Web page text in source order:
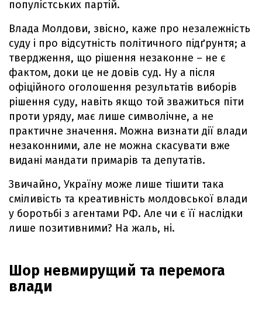
популістських партій.
Влада Молдови, звісно, каже про незалежність
суду і про відсутність політичного підґрунтя; а
твердження, що рішення незаконне – не є
фактом, доки це не довів суд. Ну а після
офіційного оголошення результатів виборів
рішення суду, навіть якщо той зважиться піти
проти уряду, має лише символічне, а не
практичне значення. Можна визнати дії влади
незаконними, але не можна скасувати вже
видані мандати примарів та депутатів.
Звичайно, Україну може лише тішити така
сміливість та креативність молдовської влади
у боротьбі з агентами РФ. Але чи є її наслідки
лише позитивними? На жаль, ні.
Шор невмирущий та перемога
влади